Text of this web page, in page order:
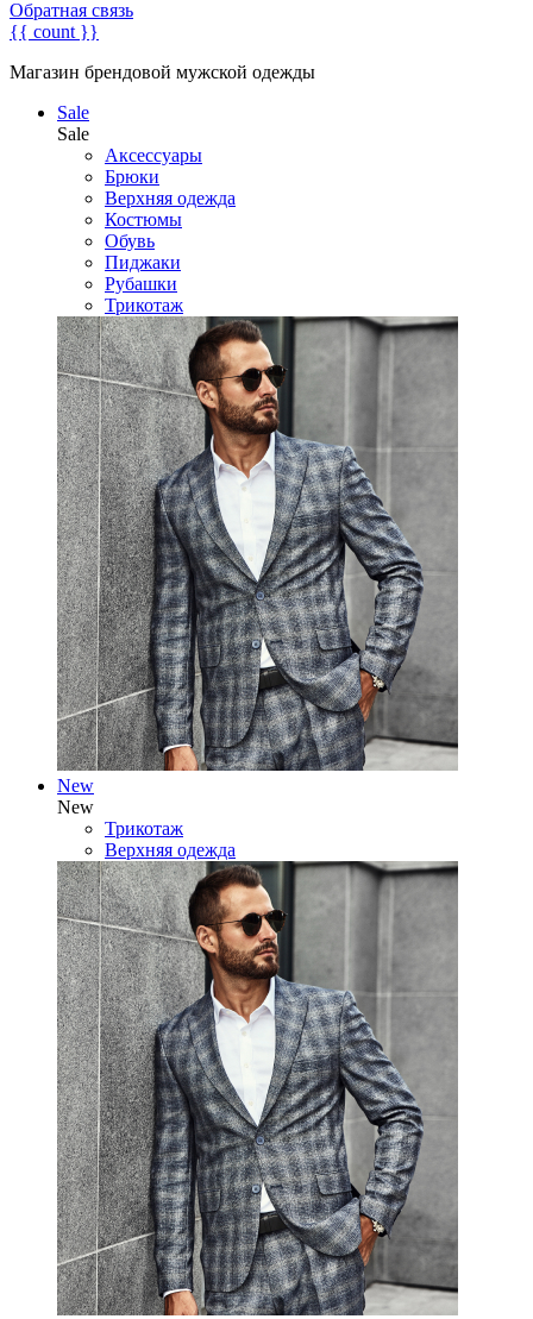
Обратная связь
{{ count }}
Магазин брендовой мужской одежды
Sale
Sale
Аксессуары
Брюки
Верхняя одежда
Костюмы
Обувь
Пиджаки
Рубашки
Трикотаж
New
New
Трикотаж
Верхняя одежда